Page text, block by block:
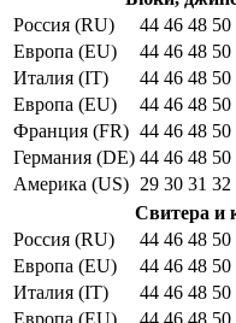
Россия (RU)
44 46 48 50
Европа (EU)
44 46 48 50
Италия (IT)
44 46 48 50
Европа (EU)
44 46 48 50
Франция (FR) 44 46 48 50
Германия (DE) 44 46 48 50
Америка (US) 29 30 31 32
Свитера и
Россия (RU)
44 46 48 50
Европа (EU)
44 46 48 50
Италия (IT)
44 46 48 50